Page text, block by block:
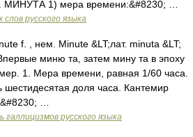
МИНУТА 1) мера времени:&#8230; …
русского языка
f. , нем. Minute &LT;лат. minuta &LT;
миню та, затем мину та в эпоху
1. Мера времени, равная 1/60 часа.
шестидесятая доля часа. Кантемир
…
галлицизмов русского языка